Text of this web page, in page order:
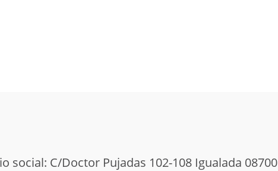
social: C/Doctor Pujadas 102-108 Igualada 08700